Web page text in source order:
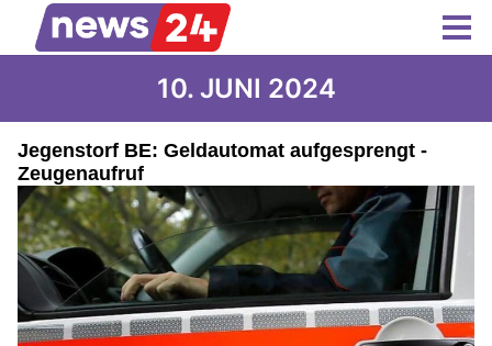
10. JUNI 2024
Jegenstorf BE: Geldautomat aufgesprengt -
Zeugenaufruf